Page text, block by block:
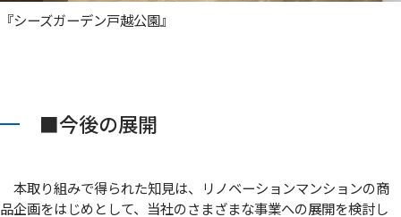
『シーズガーデン戸越公園』
■今後の展開
本取り組みで得られた知見は、リノベーションマンションの商
品企画をはじめとして、当社のさまざまな事業への展開を検討し